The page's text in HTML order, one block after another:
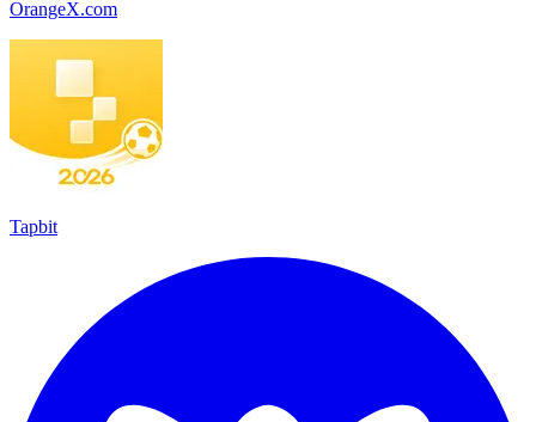
OrangeX.com
Tapbit